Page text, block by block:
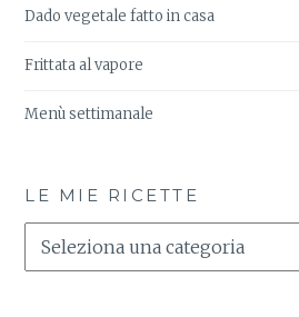
Dado vegetale fatto in casa
Frittata al vapore
Menù settimanale
LE MIE RICETTE
Mie